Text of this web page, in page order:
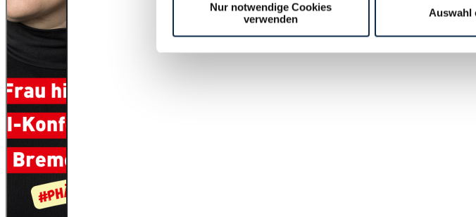
Nur notwendige Cookies
verwenden
Auswahl